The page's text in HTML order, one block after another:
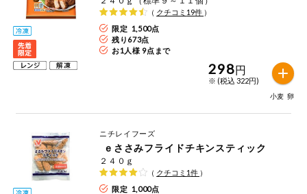
健康志向食品
推しコープ
（ クチコミ 19件 ）
限定 1,500点
残り 673点
お1人様 9点まで
298円
※ (税込 322円)
小麦 卵
ニチレイフーズ
ｅささみフライドチキンスティック
２４０ｇ
（ クチコミ 1件 ）
限定 1,000点